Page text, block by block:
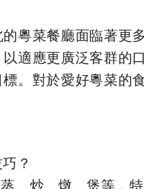
粵菜餐廳面臨著更
適應更廣泛客群的
。對於愛好粵菜的
？
、炒、燉、煲等，